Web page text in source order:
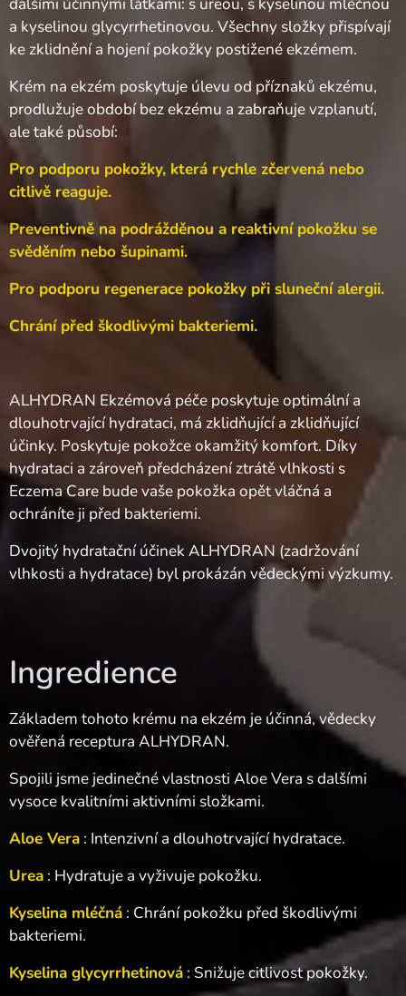
a kyselinou glycyrrhetinovou. Všechny složky přispívají
ke zklidnění a hojení pokožky postižené ekzémem.
Krém na ekzém poskytuje úlevu od příznaků ekzému,
prodlužuje období bez ekzému a zabraňuje vzplanutí,
ale také působí:
Pro podporu pokožky, která rychle zčervená nebo
citlivě reaguje.
Preventivně na podrážděnou a reaktivní pokožku se
svěděním nebo šupinami.
Pro podporu regenerace pokožky při sluneční alergii.
Chrání před škodlivými bakteriemi.
ALHYDRAN Ekzémová péče poskytuje optimální a
dlouhotrvající hydrataci, má zklidňující a zklidňující
účinky. Poskytuje pokožce okamžitý komfort. Díky
hydrataci a zároveň předcházení ztrátě vlhkosti s
Eczema Care bude vaše pokožka opět vláčná a
ochráníte ji před bakteriemi.
Dvojitý hydratační účinek ALHYDRAN (zadržování
vlhkosti a hydratace) byl prokázán vědeckými výzkumy.
Ingredience
Základem tohoto krému na ekzém je účinná, vědecky
ověřená receptura ALHYDRAN.
Spojili jsme jedinečné vlastnosti Aloe Vera s dalšími
vysoce kvalitními aktivními složkami.
Aloe Vera : Intenzivní a dlouhotrvající hydratace.
Urea : Hydratuje a vyživuje pokožku.
Kyselina mléčná : Chrání pokožku před škodlivými
bakteriemi.
Kyselina glycyrrhetinová : Snižuje citlivost pokožky.